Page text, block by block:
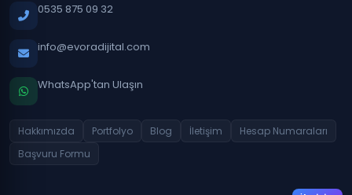
0535 875 09 32
info@evoradijital.com
WhatsApp'tan Ulaşın
Hakkımızda Portfolyo Blog İletişim
Hesap Numaraları
Başvuru Formu